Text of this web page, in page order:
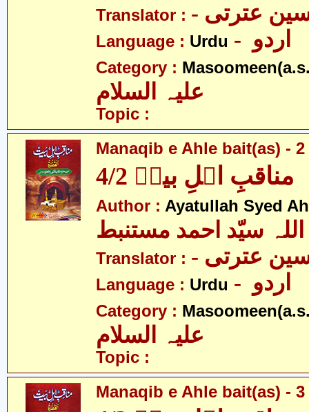
Translator : عترتی
Language : Urdu
Category :
Topic :
Manaqib e Ahle bait(as) -
مناقبِ اہلِ بیتؑ 4/2
Author : Ayatullah Syed
سیّد احمد مستنبط
Translator : عترتی
Language : Urdu
Category :
Topic :
Manaqib e Ahle bait(as) -